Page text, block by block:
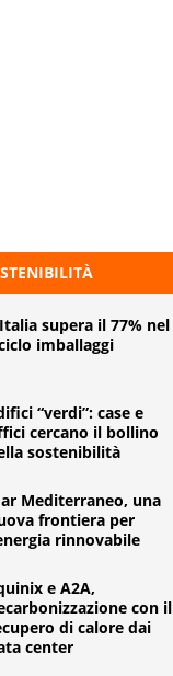
supera il 77% nel
imballaggi
“verdi”: case e
cercano il bollino
sostenibilità
Mediterraneo, una
frontiera per
rinnovabile
e A2A,
con il
di calore dai
center